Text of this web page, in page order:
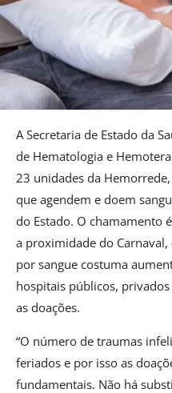
A Secretaria de Estado da
de Hematologia e
23 unidades da
que agendem e doem
do Estado. O chamamento
a proximidade do
por sangue costuma
hospitais públicos,
as doações.
“O número de traumas
feriados e por isso as
fundamentais. Não há